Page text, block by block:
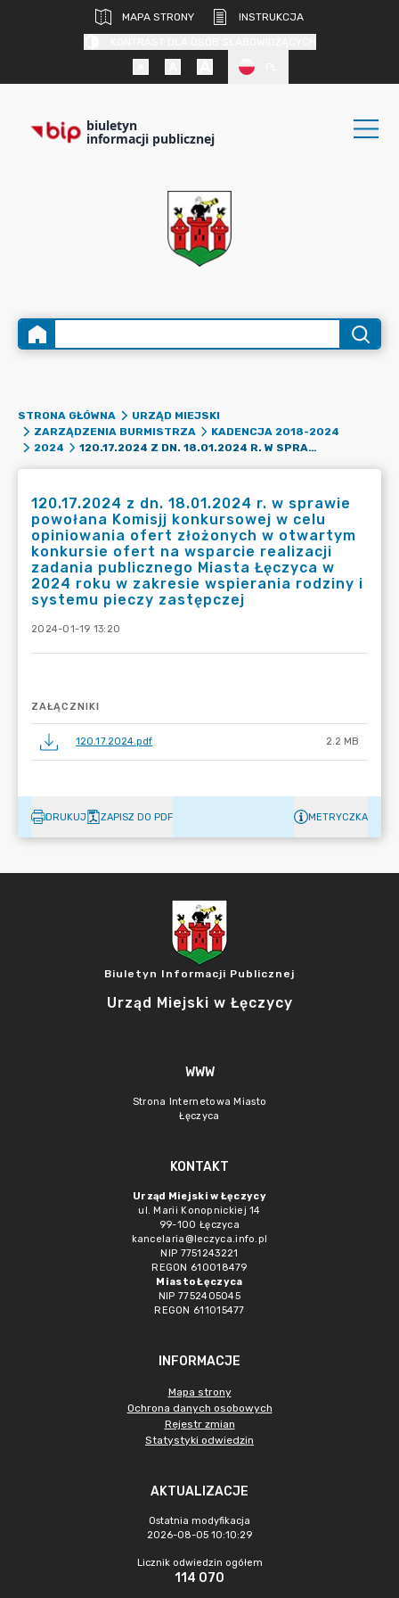
MAPA STRONY
INSTRUKCJA
biuletyn
informacji publicznej
STRONA GŁÓWNA
URZĄD MIEJSKI
ZARZĄDZENIA BURMISTRZA
KADENCJA 2018-2024
2024
120.17.2024 Z DN. 18.01.2024 R. W SPRAWIE POWOŁANA KOMISJJ KONKURSOWEJ W CELU OPINIOWANIA OFERT ZŁOŻONYCH W OTWARTYM KONKURSIE OFERT NA WSPARCIE REALIZACJI ZADANIA PUBLICZNEGO MIASTA ŁĘCZYCA W 2024 ROKU W ZAKRESIE WSPIERANIA RODZINY I SYSTEMU PIECZY ZASTĘPCZEJ
120.17.2024 z dn. 18.01.2024 r. w sprawie
powołana Komisjj konkursowej w celu
opiniowania ofert złożonych w otwartym
konkursie ofert na wsparcie realizacji
zadania publicznego Miasta Łęczyca w
2024 roku w zakresie wspierania rodziny i
systemu pieczy zastępczej
2024-01-19 13:20
ZAŁĄCZNIKI
120.17.2024.pdf 2.2 MB
DRUKUJ ZAPISZ DO PDF METRYCZKA
Biuletyn Informacji Publicznej
Urząd Miejski w Łęczycy
WWW
Strona Internetowa Miasto
Łęczyca
KONTAKT
Urząd Miejski w Łęczycy
ul. Marii Konopnickiej 14
99-100 Łęczyca
kancelaria@leczyca.info.pl
NIP 7751243221
REGON 610018479
Miasto Łęczyca
NIP 7752405045
REGON 611015477
INFORMACJE
Mapa strony
Ochrona danych osobowych
Rejestr zmian
Statystyki odwiedzin
AKTUALIZACJE
Ostatnia modyfikacja
2026-08-05 10:10:29
Licznik odwiedzin ogółem
114 070